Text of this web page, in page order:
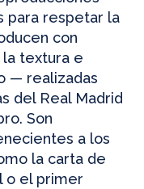
para respetar la
con
la textura e
— realizadas
del Real Madrid
Son
a los
la carta de
o el primer